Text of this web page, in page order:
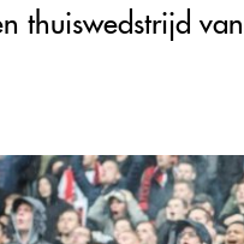
thuiswedstrijd